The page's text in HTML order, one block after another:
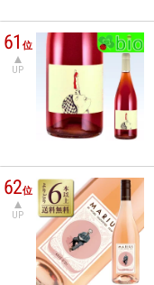
61位
UP
62位
UP